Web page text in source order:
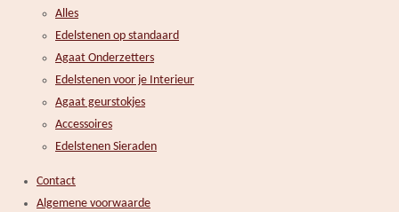
Alles
Edelstenen op standaard
Agaat Onderzetters
Edelstenen voor je Interieur
Agaat geurstokjes
Accessoires
Edelstenen Sieraden
Contact
Algemene voorwaarde